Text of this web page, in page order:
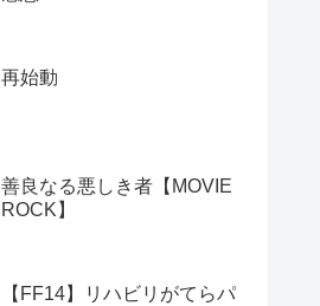
再始動
善良なる悪しき者【MOVIE
ROCK】
【FF14】リハビリがてらパ